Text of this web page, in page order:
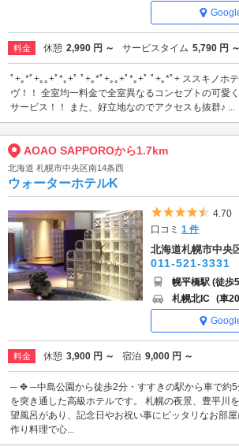
料金 休憩 2,990 円 ～ サービスタイム 5,790 円 ～
ﾟ+｡*ﾟ+｡｡+ﾟ*｡+ﾟ ﾟ+｡*ﾟ+｡｡+ﾟ*｡+ﾟ ﾟ+｡*ﾟ+ ススキノホ
ヴ！！ 全室均一料金で全室異なるコンセプトの可愛
サービス！！ また、好立地なのでアクセスも抜群♪ ...
AOAO SAPPOROから1.7km
北海道 札幌市中央区南14条西
ウォーターホテルK
5つ
4.70
口コミ1 件
北海道札幌市中央
011-521-3331
幌平橋駅 (徒歩
札幌北IC (車
料金 休憩 3,900 円 ～ 宿泊 9,000 円 ～
─ ✥ ─中島公園から徒歩2分・すすきの駅から車で約
を突き通した高級ホテルです。 札幌の夜景、豊平川
望風呂があり、記念日やお祝い事にピッタリなお部
作り料理で心...